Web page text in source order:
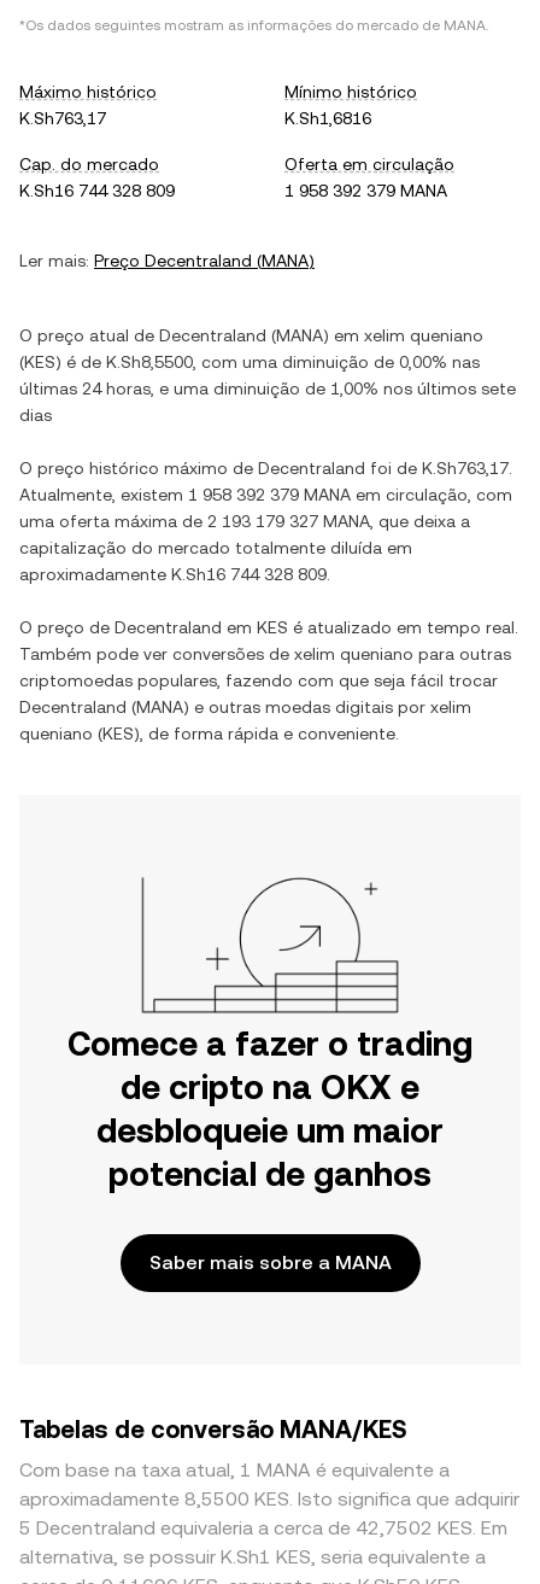
*Os dados seguintes mostram as informações do mercado de MANA.
Máximo histórico
K.Sh763,17
Mínimo histórico
K.Sh1,6816
Cap. do mercado
K.Sh16 744 328 809
Oferta em circulação
1 958 392 379 MANA
Ler mais: Preço Decentraland (MANA)
O preço atual de Decentraland (MANA) em xelim queniano
(KES) é de K.Sh8,5500 , com uma diminuição de 0,00% nas
últimas 24 horas, e uma diminuição de 1,00% nos últimos sete
dias
O preço histórico máximo de Decentraland foi de K.Sh763,17
Atualmente, existem 1 958 392 379 MANA em circulação, com
uma oferta máxima de 2 193 179 327 MANA , que deixa a
capitalização do mercado totalmente diluída em
aproximadamente K.Sh16 744 328 809
O preço de Decentraland em KES é atualizado em tempo real.
Também pode ver conversões de xelim queniano para outras
criptomoedas populares, fazendo com que seja fácil trocar
Decentraland (MANA) e outras moedas digitais por xelim
queniano (KES), de forma rápida e conveniente.
Comece a fazer o trading
de cripto na OKX e
desbloqueie um maior
potencial de ganhos
Saber mais sobre a MANA
Tabelas de conversão MANA/KES
Com base na taxa atual, 1 MANA é equivalente a
aproximadamente 8,5500 KES. Isto significa que adquirir
5 Decentraland equivaleria a cerca de 42,7502 KES. Em
alternativa, se possuir K.Sh1 KES, seria equivalente a